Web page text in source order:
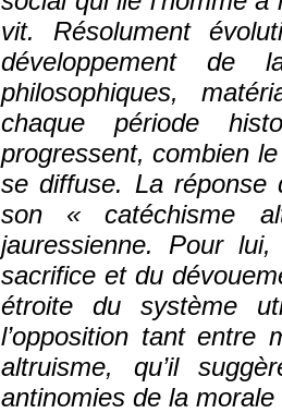
vit. Résolument
développement de
philosophiques,
chaque période
progressent, combien
se diffuse. La réponse
son « catéchisme
jauressienne. Pour
sacrifice et du
étroite du système
l’opposition tant entre
altruisme, qu’il
antinomies de la